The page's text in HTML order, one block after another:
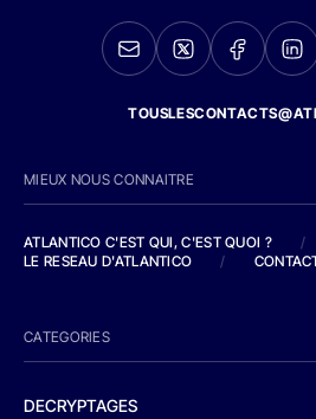
MIEUX NOUS CONNAITRE
ATLANTICO C'EST QUI, C'EST QUOI ?
/
LE RESEAU D'ATLANTICO
/
CATEGORIES
DECRYPTAGES